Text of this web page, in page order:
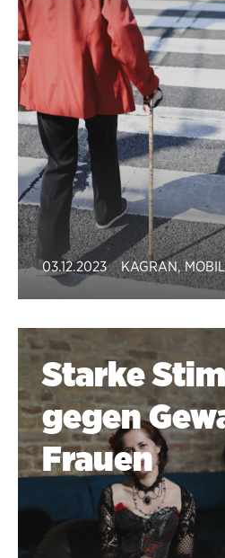
03.12.2023 KAGRAN,
Starke
gegen
Frauen